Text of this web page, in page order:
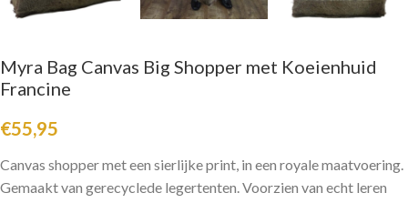
Myra Bag Canvas Big Shopper met Koeienhuid
Francine
€55,95
Canvas shopper met een sierlijke print, in een royale maatvoering.
Gemaakt van gerecyclede legertenten. Voorzien van echt leren